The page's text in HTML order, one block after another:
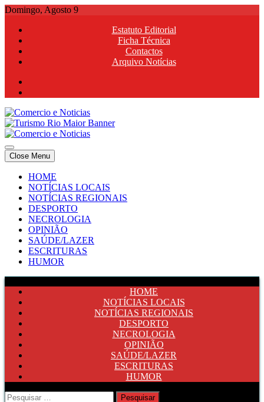
Skip
content
Domingo, Agosto 9
Estatuto Editorial
Ficha Técnica
Contactos
Arquivo Notícias
Comercio e Noticias
Notícias e Publicidade Online
Comercio e Noticias
Notícias e Publicidade Online
Close Menu
HOME
NOTÍCIAS LOCAIS
NOTÍCIAS REGIONAIS
DESPORTO
NECROLOGIA
OPINIÃO
SAÚDE/LAZER
ESCRITURAS
HUMOR
HOME
NOTÍCIAS LOCAIS
NOTÍCIAS REGIONAIS
DESPORTO
NECROLOGIA
OPINIÃO
SAÚDE/LAZER
ESCRITURAS
HUMOR
Pesquisar